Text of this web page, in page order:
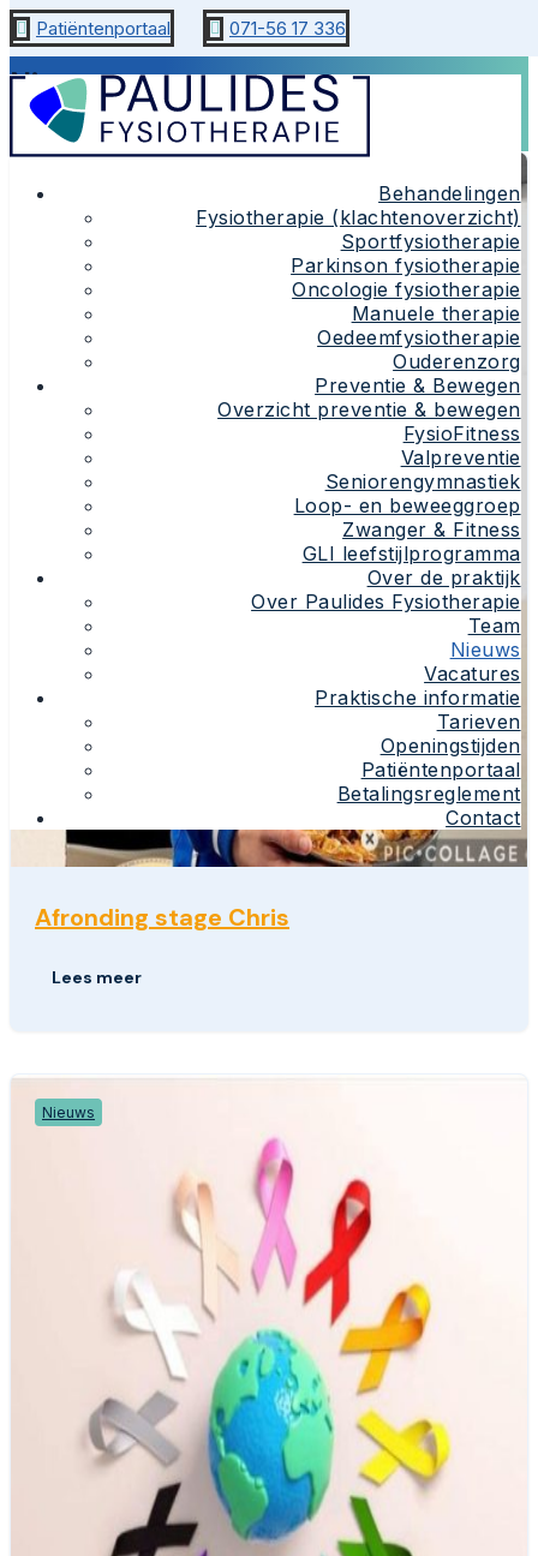
 Patiëntenportaal  071-56 17 336
Behandelingen
Fysiotherapie (klachtenoverzicht)
Sportfysiotherapie
Parkinson fysiotherapie
Oncologie fysiotherapie
Manuele therapie
Oedeemfysiotherapie
Ouderenzorg
Preventie & Bewegen
Overzicht preventie & bewegen
FysioFitness
Valpreventie
Seniorengymnastiek
Loop- en beweeggroep
Zwanger & Fitness
GLI leefstijlprogramma
Over de praktijk
Over Paulides Fysiotherapie
Team
Nieuws
Vacatures
Praktische informatie
Tarieven
Openingstijden
Patiëntenportaal
Betalingsreglement
Contact
Nieuws
Nieuws
Afronding stage Chris
Lees meer
Nieuws